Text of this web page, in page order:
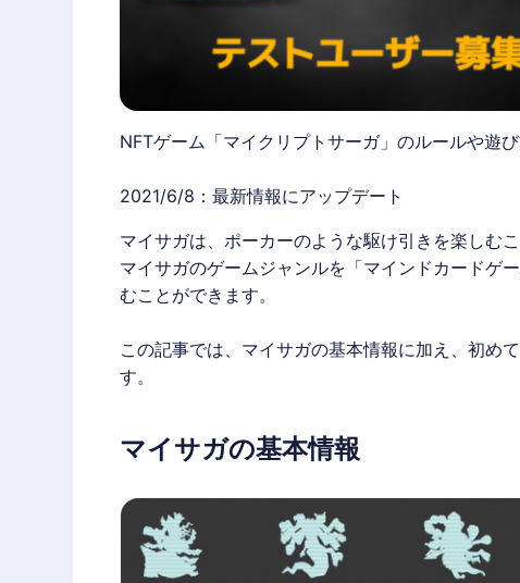
NFTゲーム「マイクリプトサーガ」のルールや遊
2021/6/8：最新情報にアップデート
マイサガは、ポーカーのような駆け引きを楽しむ
マイサガのゲームジャンルを「マインドカードゲ
むことができます。
この記事では、 マイサガの基本情報に加え、初め
す。
マイサガの基本情報